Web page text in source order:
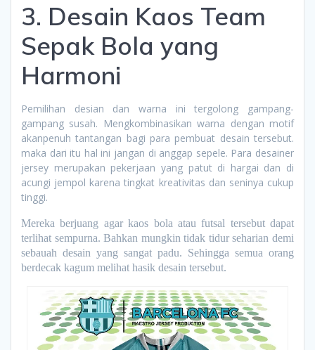
3. Desain Kaos Team
Sepak Bola yang
Harmoni
Pemilihan desian dan warna ini tergolong gampang-
gampang susah. Mengkombinasikan warna dengan motif
akanpenuh tantangan bagi para pembuat desain tersebut.
maka dari itu hal ini jangan di anggap sepele. Para desainer
jersey merupakan pekerjaan yang patut di hargai dan di
acungi jempol karena tingkat kreativitas dan seninya cukup
tinggi.
Mereka berjuang agar kaos bola atau futsal tersebut dapat
terlihat sempurna. Bahkan mungkin tidak tidur seharian demi
sebauah desain yang sangat padu. Sehingga semua orang
berdecak kagum melihat hasik desain tersebut.